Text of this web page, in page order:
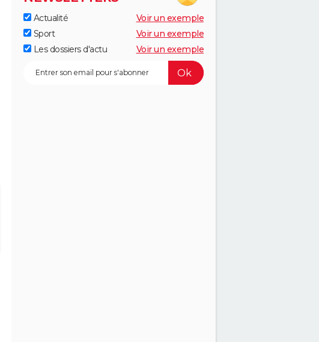
Actualité
Voir un exemple
Sport
Voir un exemple
Les dossiers d'actu
Voir un exemple